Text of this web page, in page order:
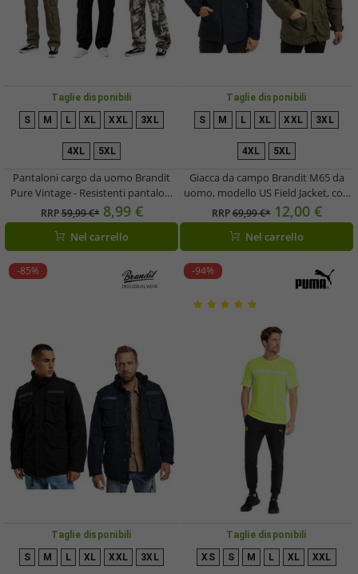
Taglie disponibili
S M L XL XXL 3XL
4XL 5XL
Pantaloni cargo da uomo Brandit
Pure Vintage - Resistenti pantaloni
da lavoro e outdoor in cotone con 8
tasche, disponibili in verde oliva,
nero o mimetico
RRP59,99 €* 8,99 €
Nel carrello
Taglie disponibili
S M L XL XXL 3XL
4XL 5XL
Giacca da campo Brandit M65 da
uomo, modello US Field Jacket, con
giacca interna removibile, codice
B3108, disponibile in blu navy o
verde oliva.
RRP69,99 €* 12,00 €
Nel carrello
-85%
Taglie disponibili
S M L XL XXL 3XL
-94%
Taglie disponibili
XS S M L XL XXL